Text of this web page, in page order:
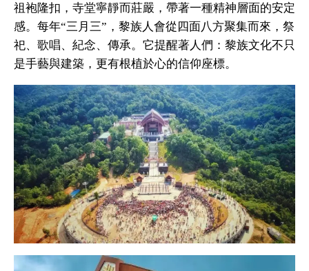
祖袍隆扣，寺堂寧靜而莊嚴，帶著一種精神層面的安定
感。每年“三月三”，黎族人會從四面八方聚集而來，祭
祀、歌唱、紀念、傳承。它提醒著人們：黎族文化不只
是手藝與建築，更有根植於心的信仰座標。